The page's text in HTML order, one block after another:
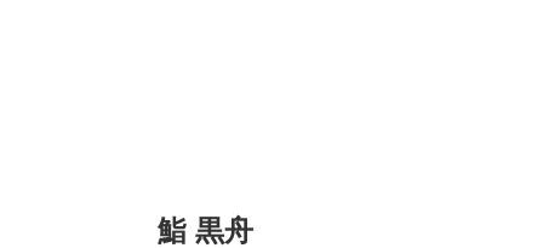
鮨 黒舟